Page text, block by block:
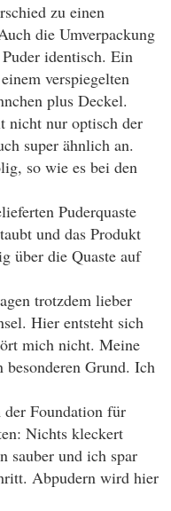
zu einen
die Umverpackung
identisch. Ein
verspiegelten
plus Deckel.
nicht nur optisch der
super ähnlich an.
so wie es bei den
Puderquaste
und das Produkt
über die Quaste auf
trotzdem lieber
Hier entsteht sich
mich nicht. Meine
Grund. Ich
der Foundation für
Nichts kleckert
sauber und ich spar
Abpudern wird hier